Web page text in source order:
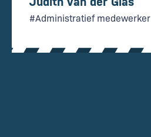
#Administratief medewerker